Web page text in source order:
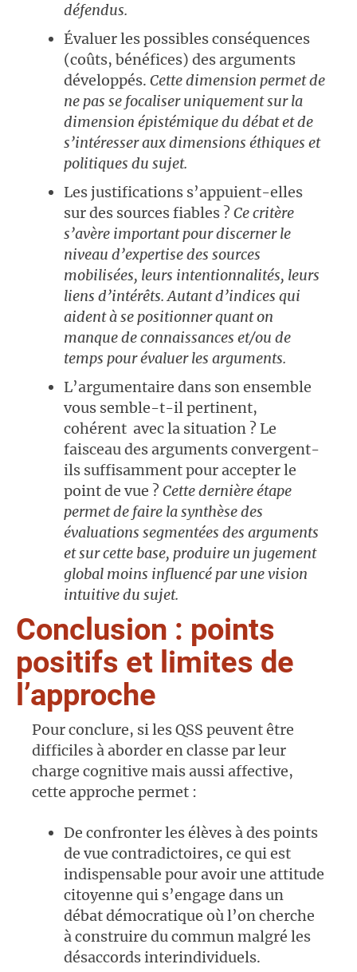
défendus.
Évaluer les possibles conséquences
(coûts, bénéfices) des arguments
développés. Cette dimension permet de
ne pas se focaliser uniquement sur la
dimension épistémique du débat et de
s’intéresser aux dimensions éthiques et
politiques du sujet.
Les justifications s’appuient-elles
sur des sources fiables ? Ce critère
s’avère important pour discerner le
niveau d’expertise des sources
mobilisées, leurs intentionnalités, leurs
liens d’intérêts. Autant d’indices qui
aident à se positionner quant on
manque de connaissances et/ou de
temps pour évaluer les arguments.
L’argumentaire dans son ensemble
vous semble-t-il pertinent,
cohérent avec la situation ? Le
faisceau des arguments convergent-
ils suffisamment pour accepter le
point de vue ? Cette dernière étape
permet de faire la synthèse des
évaluations segmentées des arguments
et sur cette base, produire un jugement
global moins influencé par une vision
intuitive du sujet.
Conclusion : points
positifs et limites de
l’approche
Pour conclure, si les QSS peuvent être
difficiles à aborder en classe par leur
charge cognitive mais aussi affective,
cette approche permet :
De confronter les élèves à des points
de vue contradictoires, ce qui est
indispensable pour avoir une attitude
citoyenne qui s’engage dans un
débat démocratique où l’on cherche
à construire du commun malgré les
désaccords interindividuels.